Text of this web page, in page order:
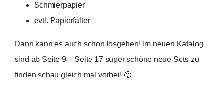
Schmierpapier
evtl. Papierfalter
Dann kann es auch schon losgehen! Im neuen Katalog
sind ab Seite 9 – Seite 17 super schöne neue Sets zu
finden schau gleich mal vorbei! 🙂